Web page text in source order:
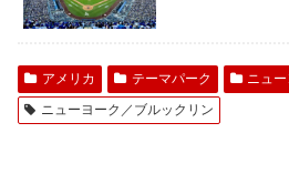
アメリカ テーマパーク
ニュ
ニューヨーク／ブルックリン